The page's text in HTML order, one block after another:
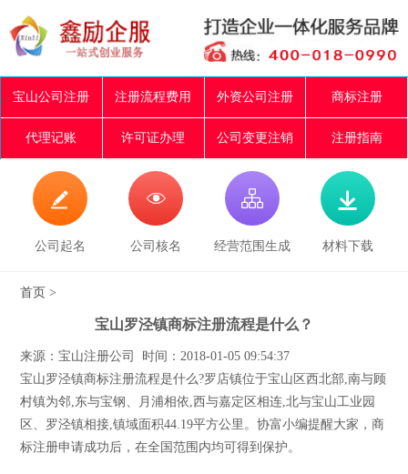
宝山公司注册 注册流程费用 外资公司注册 商标注册
代理记账 许可证办理 公司变更注销 注册指南

公司起名

公司核名

经营范围生成

材料下载
首页 >
宝山罗泾镇商标注册流程是什么？
来源：宝山注册公司 时间：2018-01-05 09:54:37
宝山罗泾镇商标注册流程是什么?罗店镇位于宝山区西北部,南与顾
村镇为邻,东与宝钢、月浦相依,西与嘉定区相连,北与宝山工业园
区、罗泾镇相接,镇域面积44.19平方公里。协富小编提醒大家，商
标注册申请成功后，在全国范围内均可得到保护。